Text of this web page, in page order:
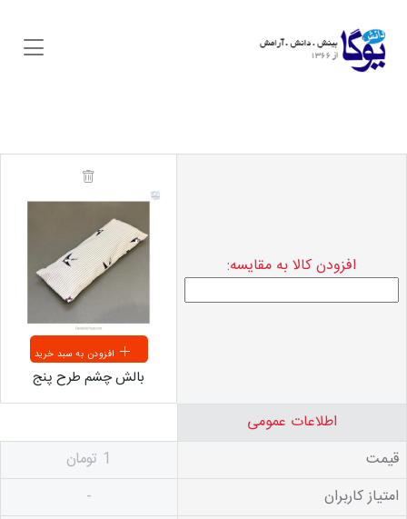
افزودن کالا به مقایسه:
افزودن به سبد خرید
بالش چشم طرح پنج
اطلاعات عمومی
قیمت
1 تومان
امتیاز کاربران
-